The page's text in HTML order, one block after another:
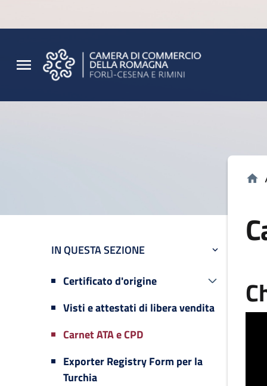
IN QUESTA SEZIONE
Certificato d'origine
Visti e attestati di libera vendita
Carnet ATA e CPD
Exporter Registry Form per la
Turchia